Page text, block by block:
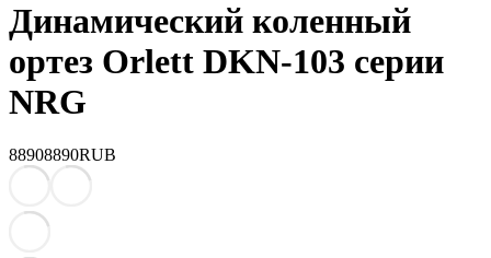
Динамический коленный
ортез Orlett DKN-103 серии
NRG
88908890RUB